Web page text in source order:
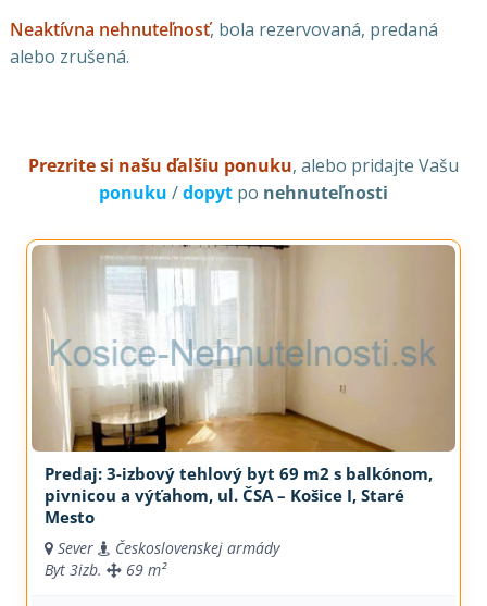
Neaktívna nehnuteľnosť, bola rezervovaná, predaná
alebo zrušená.
Prezrite si našu ďalšiu ponuku, alebo pridajte Vašu
ponuku /dopyt po nehnuteľnosti
Predaj: 3-izbový tehlový byt 69 m2 s balkónom,
pivnicou a výťahom, ul. ČSA – Košice I, Staré
Mesto
Sever
Československej armády
Byt 3izb. 69 m²